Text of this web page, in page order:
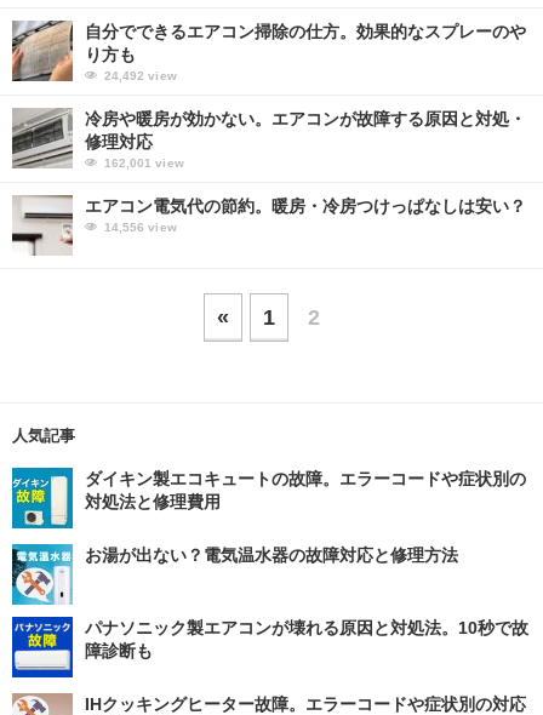
自分でできるエアコン掃除の仕方。効果的なスプレーのや
り方も
24,492 view
冷房や暖房が効かない。エアコンが故障する原因と対処・
修理対応
162,001 view
エアコン電気代の節約。暖房・冷房つけっぱなしは安い？
14,556 view
« 1 2
人気記事
ダイキン製エコキュートの故障。エラーコードや症状別の
対処法と修理費用
お湯が出ない？電気温水器の故障対応と修理方法
パナソニック製エアコンが壊れる原因と対処法。10秒で故
障診断も
IHクッキングヒーター故障。エラーコードや症状別の対応